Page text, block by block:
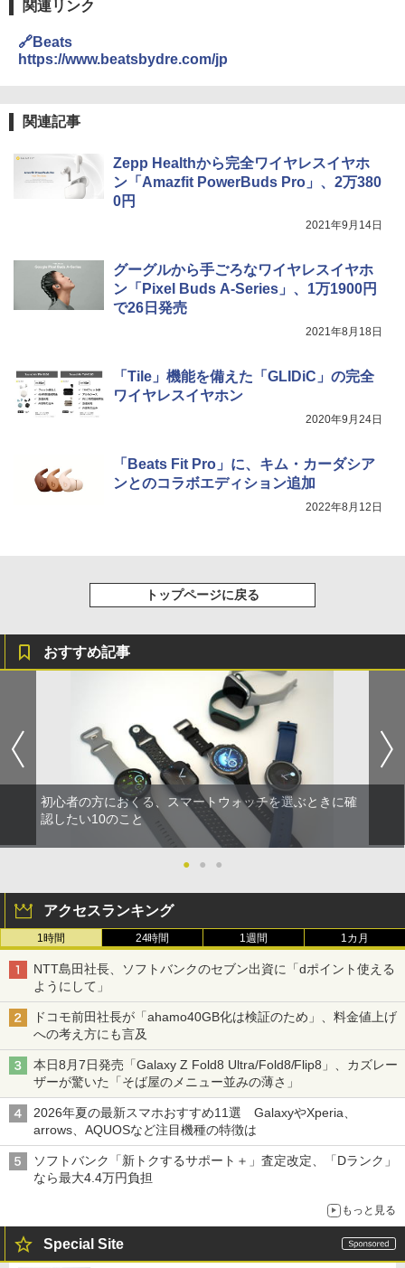
関連リンク
🔗Beats
https://www.beatsbydre.com/jp
関連記事
Zepp Healthから完全ワイヤレスイヤホ
ン「Amazfit PowerBuds Pro」、2万380
0円
2021年9月14日
グーグルから手ごろなワイヤレスイヤホ
ン「Pixel Buds A-Series」、1万1900円
で26日発売
2021年8月18日
「Tile」機能を備えた「GLIDiC」の完全
ワイヤレスイヤホン
2020年9月24日
「Beats Fit Pro」に、キム・カーダシア
ンとのコラボエディション追加
2022年8月12日
トップページに戻る
おすすめ記事
初心者の方におくる、スマートウォッチを選ぶときに確
認したい10のこと
● ● ●
アクセスランキング
1時間 24時間 1週間 1カ月
NTT島田社長、ソフトバンクのセブン出資に「dポイント使える
ようにして」
ドコモ前田社長が「ahamo40GB化は検証のため」、料金値上げ
への考え方にも言及
本日8月7日発売「Galaxy Z Fold8 Ultra/Fold8/Flip8」、カズレー
ザーが驚いた「そば屋のメニュー並みの薄さ」
2026年夏の最新スマホおすすめ11選 GalaxyやXperia、
arrows、AQUOSなど注目機種の特徴は
ソフトバンク「新トクするサポート＋」査定改定、「Dランク」
なら最大4.4万円負担
もっと見る
Special Site